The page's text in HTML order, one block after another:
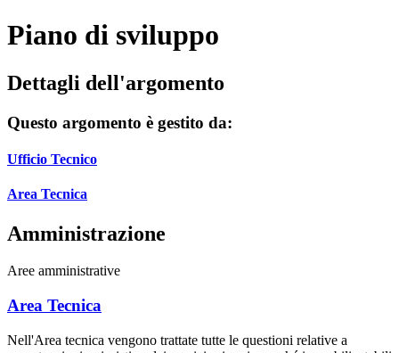
Piano di sviluppo
Dettagli dell'argomento
Questo argomento è gestito da:
Ufficio Tecnico
Area Tecnica
Amministrazione
Aree amministrative
Area Tecnica
Nell'Area tecnica vengono trattate tutte le questioni relative a